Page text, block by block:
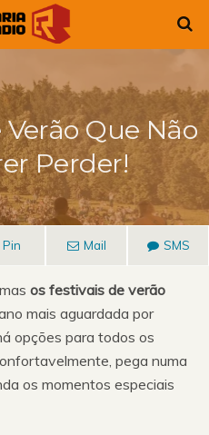
Verão Que Não
Perder!
Pin Mail SMS
os festivais de verão
mais aguardada por
opções para todos os
pega numa
os momentos especiais